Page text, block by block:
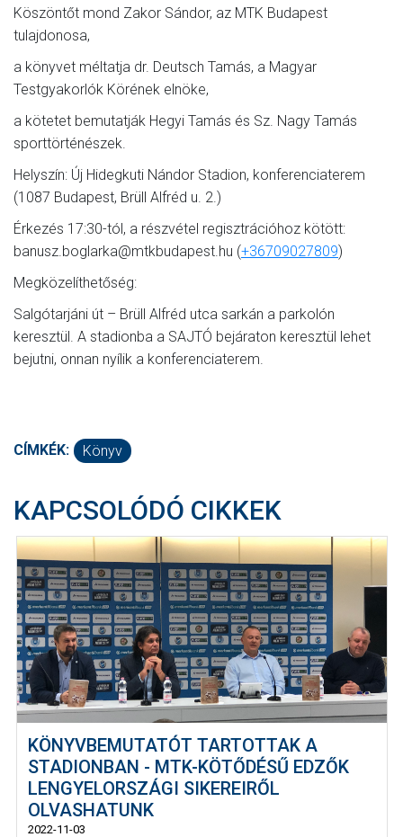
Köszöntőt mond Zakor Sándor, az MTK Budapest
tulajdonosa,
a könyvet méltatja dr. Deutsch Tamás, a Magyar
Testgyakorlók Körének elnöke,
a kötetet bemutatják Hegyi Tamás és Sz. Nagy Tamás
sporttörténészek.
Helyszín: Új Hidegkuti Nándor Stadion, konferenciaterem
(1087 Budapest, Brüll Alfréd u. 2.)
Érkezés 17:30-tól, a részvétel regisztrációhoz kötött:
banusz.boglarka@mtkbudapest.hu (+36709027809)
Megközelíthetőség:
Salgótarjáni út – Brüll Alfréd utca sarkán a parkolón
keresztül. A stadionba a SAJTÓ bejáraton keresztül lehet
bejutni, onnan nyílik a konferenciaterem.
CÍMKÉK: Könyv
KAPCSOLÓDÓ CIKKEK
KÖNYVBEMUTATÓT TARTOTTAK A
STADIONBAN - MTK-KÖTŐDÉSŰ EDZŐK
LENGYELORSZÁGI SIKEREIRŐL
OLVASHATUNK
2022-11-03